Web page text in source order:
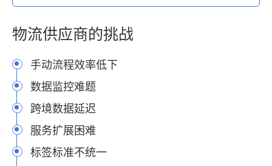
物流供应商的挑战
手动流程效率低下
数据监控难题
跨境数据延迟
服务扩展困难
标签标准不统一